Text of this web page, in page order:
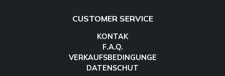
CUSTOMER SERVICE
KONTAK
F.A.Q.
VERKAUFSBEDINGUNGE
DATENSCHUT